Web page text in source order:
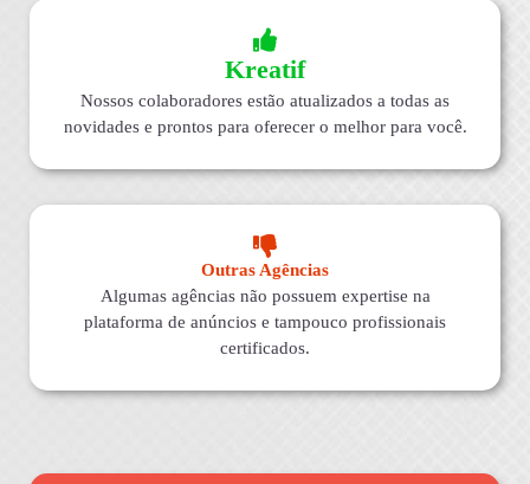
Kreatif
Nossos colaboradores estão atualizados a todas as
novidades e prontos para oferecer o melhor para você.
Outras Agências
Algumas agências não possuem expertise na
plataforma de anúncios e tampouco profissionais
certificados.